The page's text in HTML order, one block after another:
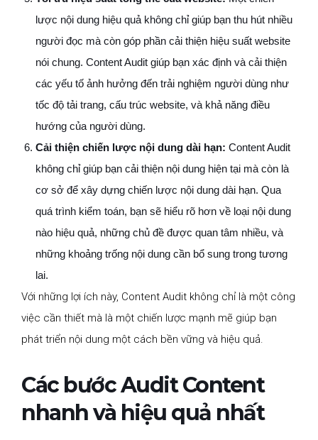
lược nội dung hiệu quả không chỉ giúp bạn thu hút nhiều
người đọc mà còn góp phần cải thiện hiệu suất website
nói chung. Content Audit giúp bạn xác định và cải thiện
các yếu tố ảnh hưởng đến trải nghiệm người dùng như
tốc độ tải trang, cấu trúc website, và khả năng điều
hướng của người dùng.
Cải thiện chiến lược nội dung dài hạn: Content Audit
không chỉ giúp bạn cải thiện nội dung hiện tại mà còn là
cơ sở để xây dựng chiến lược nội dung dài hạn. Qua
quá trình kiểm toán, bạn sẽ hiểu rõ hơn về loại nội dung
nào hiệu quả, những chủ đề được quan tâm nhiều, và
những khoảng trống nội dung cần bổ sung trong tương
lai.
Với những lợi ích này, Content Audit không chỉ là một công
việc cần thiết mà là một chiến lược mạnh mẽ giúp bạn
phát triển nội dung một cách bền vững và hiệu quả.
Các bước Audit Content
nhanh và hiệu quả nhất